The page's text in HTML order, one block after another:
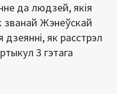
да людзей, якія
званай Жэнеўскай
дзеянні, як расстрэл
3 гэтага